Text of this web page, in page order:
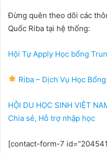
Đừng quên theo dõi các
Quốc Riba tại hệ thống:
Hội Tự Apply Học bổng
Riba – Dịch Vụ Học
HỘI DU HỌC SINH VIỆT
Chia sẻ, Hỗ trợ nhập học
[contact-form-7